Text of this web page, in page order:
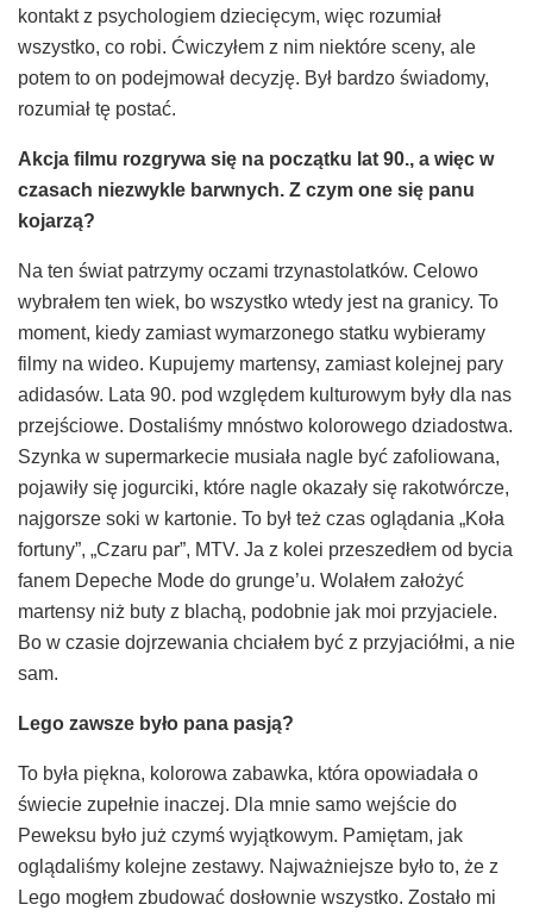
kontakt z psychologiem dziecięcym, więc rozumiał
wszystko, co robi. Ćwiczyłem z nim niektóre sceny, ale
potem to on podejmował decyzję. Był bardzo świadomy,
rozumiał tę postać.
Akcja filmu rozgrywa się na początku lat 90., a więc w
czasach niezwykle barwnych. Z czym one się panu
kojarzą?
Na ten świat patrzymy oczami trzynastolatków. Celowo
wybrałem ten wiek, bo wszystko wtedy jest na granicy. To
moment, kiedy zamiast wymarzonego statku wybieramy
filmy na wideo. Kupujemy martensy, zamiast kolejnej pary
adidasów. Lata 90. pod względem kulturowym były dla nas
przejściowe. Dostaliśmy mnóstwo kolorowego dziadostwa.
Szynka w supermarkecie musiała nagle być zafoliowana,
pojawiły się jogurciki, które nagle okazały się rakotwórcze,
najgorsze soki w kartonie. To był też czas oglądania „Koła
fortuny”, „Czaru par”, MTV. Ja z kolei przeszedłem od bycia
fanem Depeche Mode do grunge’u. Wolałem założyć
martensy niż buty z blachą, podobnie jak moi przyjaciele.
Bo w czasie dojrzewania chciałem być z przyjaciółmi, a nie
sam.
Lego zawsze było pana pasją?
To była piękna, kolorowa zabawka, która opowiadała o
świecie zupełnie inaczej. Dla mnie samo wejście do
Peweksu było już czymś wyjątkowym. Pamiętam, jak
oglądaliśmy kolejne zestawy. Najważniejsze było to, że z
Lego mogłem zbudować dosłownie wszystko. Zostało mi